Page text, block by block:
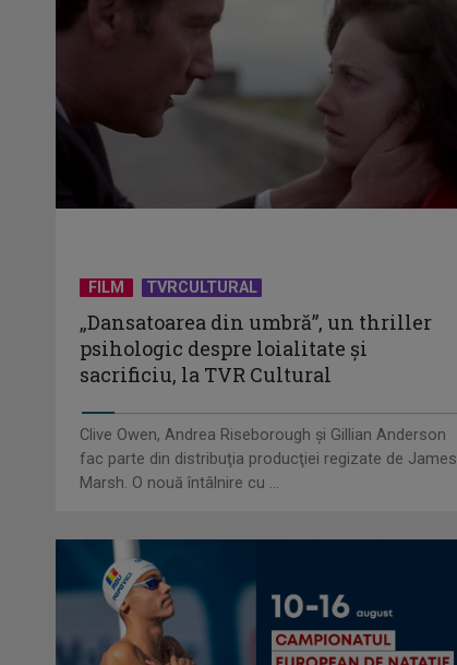
FILM TVRCULTURAL
„Dansatoarea din umbră”, un thriller
psihologic despre loialitate și
sacrificiu, la TVR Cultural
Clive Owen, Andrea Riseborough şi Gillian Anderson
fac parte din distribuţia producţiei regizate de James
Marsh. O nouă întâlnire cu ...